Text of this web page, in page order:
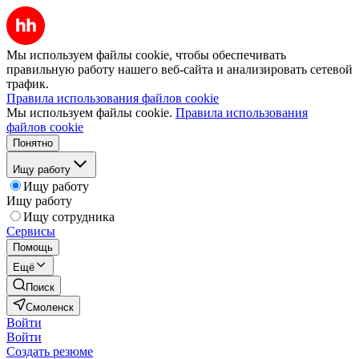
Мы используем файлы cookie, чтобы обеспечивать
правильную работу нашего веб-сайта и анализировать сетевой
трафик.
Правила использования файлов cookie
Мы используем файлы cookie. Правила использования
файлов cookie
Понятно
Ищу работу
Ищу работу
Ищу работу
Ищу сотрудника
Сервисы
Помощь
Ещё
Поиск
Смоленск
Войти
Войти
Создать резюме